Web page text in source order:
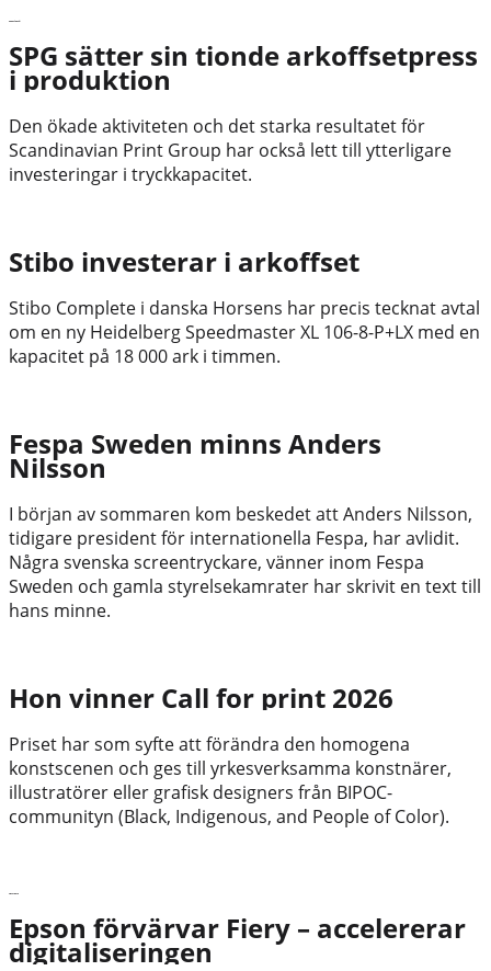
SPG sätter sin tionde arkoffsetpress
i produktion
Den ökade aktiviteten och det starka resultatet för
Scandinavian Print Group har också lett till ytterligare
investeringar i tryckkapacitet.
Stibo investerar i arkoffset
Stibo Complete i danska Horsens har precis tecknat avtal
om en ny Heidelberg Speedmaster XL 106-8-P+LX med en
kapacitet på 18 000 ark i timmen.
Fespa Sweden minns Anders
Nilsson
I början av sommaren kom beskedet att Anders Nilsson,
tidigare president för internationella Fespa, har avlidit.
Några svenska screentryckare, vänner inom Fespa
Sweden och gamla styrelsekamrater har skrivit en text till
hans minne.
Hon vinner Call for print 2026
Priset har som syfte att förändra den homogena
konstscenen och ges till yrkesverksamma konstnärer,
illustratörer eller grafisk designers från BIPOC-
communityn (Black, Indigenous, and People of Color).
Epson förvärvar Fiery – accelererar
digitaliseringen